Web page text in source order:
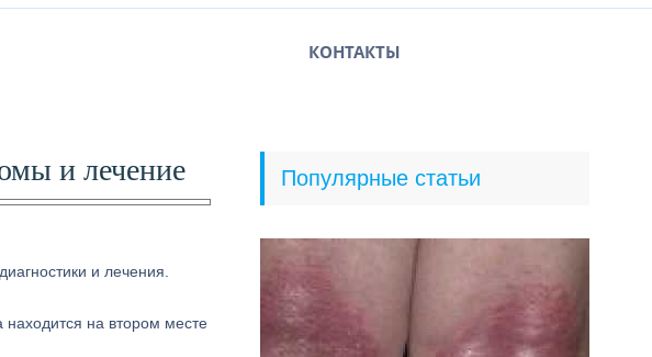
КОНТАКТЫ
и лечение
и лечения.
находится на втором месте
Популярные статьи